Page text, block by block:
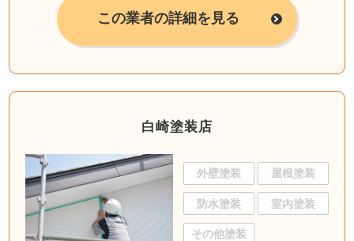
この業者の詳細を見る
白崎塗装店
外壁塗装 屋根塗装
防水塗装 室内塗装
その他塗装